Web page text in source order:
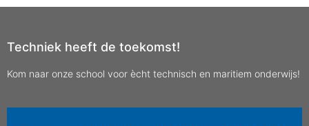
Techniek heeft de toekomst!
Kom naar onze school voor ècht technisch en maritiem onderwijs!